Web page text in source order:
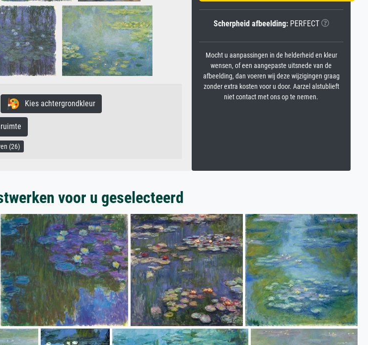
Kies achtergrondkleur
(26)
Scherpheid afbeelding:PERFECT
Mocht u aanpassingen in de helderheid en kleur
wensen, of een aangepaste uitsnede van de
afbeelding, dan voeren wij deze wijzigingen graag
zonder extra kosten voor u door. Aarzel alstublieft
niet contact met ons op te nemen.
voor u geselecteerd